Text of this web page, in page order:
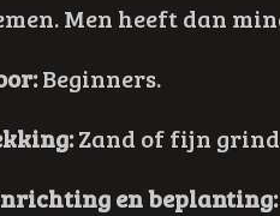
Men heeft dan
Beginners.
Zand of fijn
en beplanting: